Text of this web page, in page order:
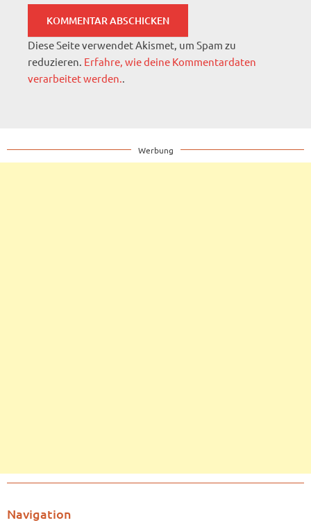
Diese Seite verwendet Akismet, um Spam zu
reduzieren. Erfahre, wie deine Kommentardaten
verarbeitet werden..
Werbung
Navigation